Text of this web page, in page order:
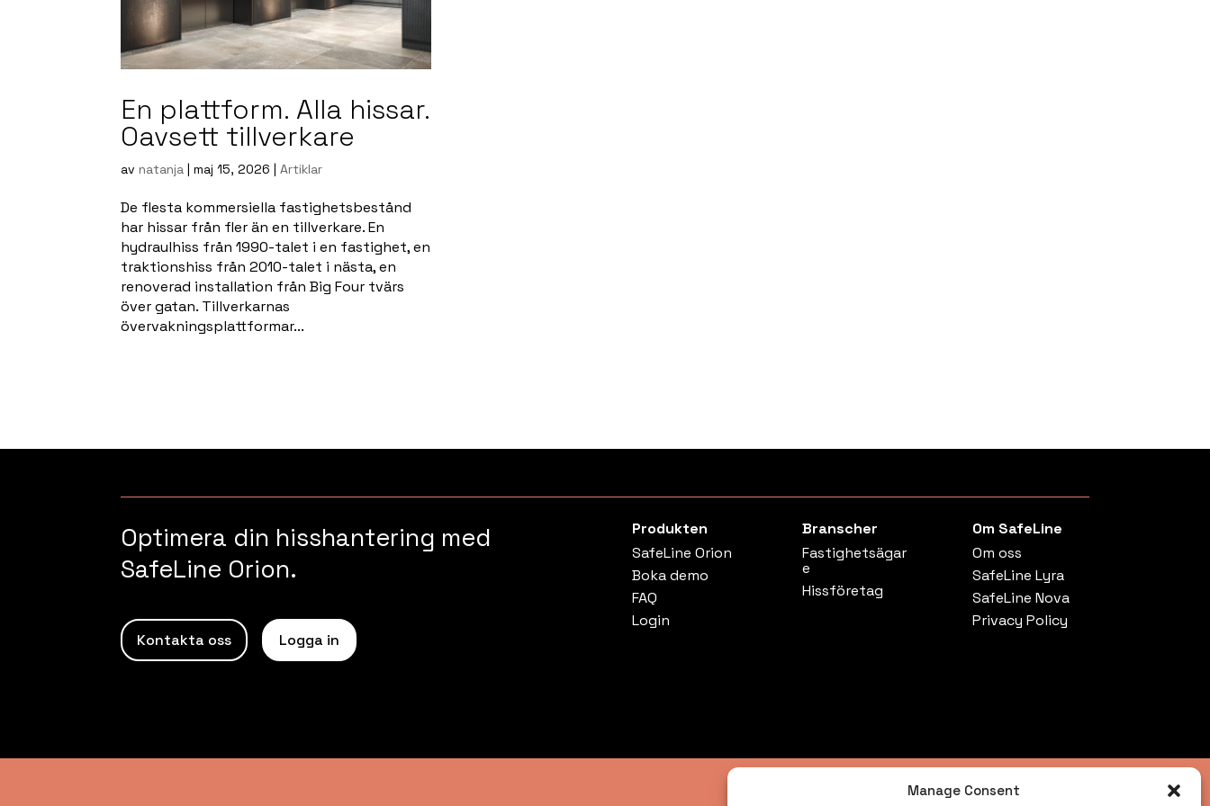
Manage Consent
En plattform. Alla hissar.
Oavsett tillverkare
av natanja |maj 15, 2026 |Artiklar
De flesta kommersiella fastighetsbestånd
har hissar från fler än en tillverkare. En
hydraulhiss från 1990-talet i en fastighet, en
traktionshiss från 2010-talet i nästa, en
renoverad installation från Big Four tvärs
över gatan. Tillverkarnas
övervakningsplattformar...
Optimera din hisshantering med
SafeLine Orion.
Kontakta oss Logga in
Produkten
SafeLine Orion
Boka demo
FAQ
Login
Branscher
Fastighetsägar
e
Hissföretag
Om SafeLine
Om oss
SafeLine Lyra
SafeLine Nova
Privacy Policy